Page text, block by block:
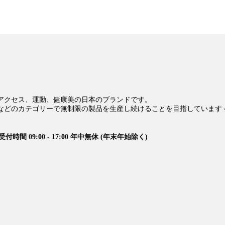
セス、運動、健康美の日本のブランドです。
のカテゴリーで無制限の製品を生産し続けることを目指しています
付時間 09:00 - 17:00 年中無休 (年末年始除く)